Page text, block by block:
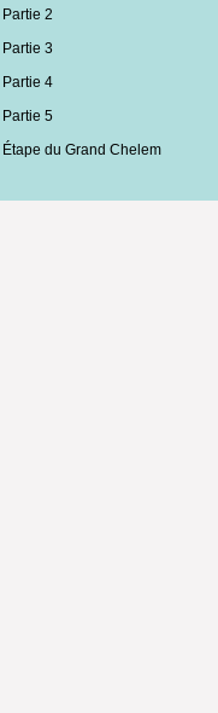
Partie 2
Partie 3
Partie 4
Partie 5
Étape du Grand Chelem